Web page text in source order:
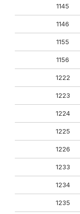
1145
1146
1155
1156
1222
1223
1224
1225
1226
1233
1234
1235